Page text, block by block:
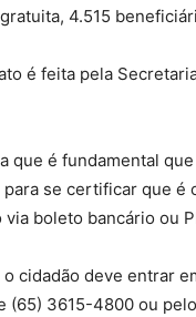
4.515
é feita pela
que é fundamental
se certificar que é
boleto bancário ou
o cidadão deve entrar
(65) 3615-4800 ou